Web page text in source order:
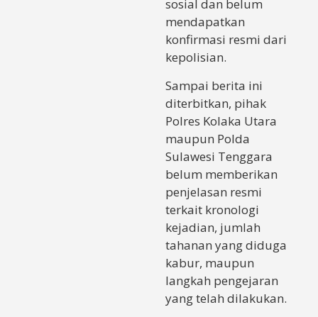
sosial dan belum
mendapatkan
konfirmasi resmi dari
kepolisian.
Sampai berita ini
diterbitkan, pihak
Polres Kolaka Utara
maupun Polda
Sulawesi Tenggara
belum memberikan
penjelasan resmi
terkait kronologi
kejadian, jumlah
tahanan yang diduga
kabur, maupun
langkah pengejaran
yang telah dilakukan.